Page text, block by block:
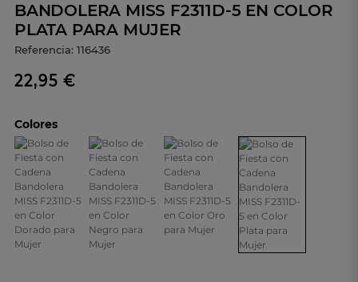
BANDOLERA MISS F2311D-5 EN COLOR
PLATA PARA MUJER
Referencia: 116436
22,95 €
Colores